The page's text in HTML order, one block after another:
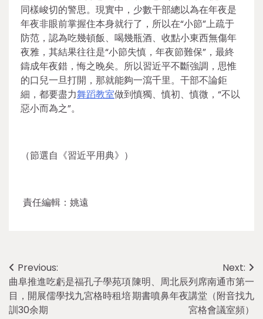
同樣峻切的警思。現實中，少數干部總以為在年夜是
年夜非眼前掌握住本身就行了，所以在“小節”上疏于
防范，認為吃幾頓飯、喝幾瓶酒、收點小東西無傷年
夜雅，其結果往往是“小節失慎，年夜節難保”，最終
鑄成年夜錯，悔之晚矣。所以習近平不斷強調，思惟
的口兒一旦打開，那就能夠一瀉千里。干部不論鉅
細，都要盡力舞蹈教室做到慎獨、慎初、慎微，“不以
惡小而為之”。
（節選自《習近平用典》）
責任編輯：姚遠
Post
navigation
Previous:
曲阜推進吃虧是福孔子學苑項
目，開展儒學找九宮格時租培
訓30余期
Next:
陳明、周北辰列席南通市第一
期書噴鼻年夜講堂（附音找九
宮格會議室頻）